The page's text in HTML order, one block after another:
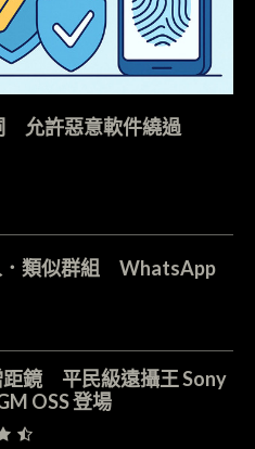
允許惡意軟件繞過
．類似群組 WhatsApp
距鏡 平民級遠攝王 Sony
OSS 登場